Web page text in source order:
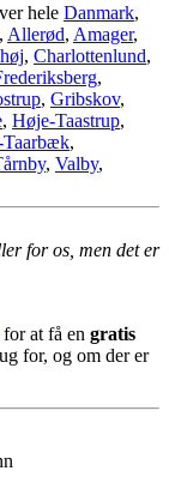
hele Danmark,
, Allerød, Amager,
, Charlottenlund,
,
, Gribskov,
, Høje-Taastrup,
,
, Valby,
for os, men det er
for at få en gratis
for, og om der er